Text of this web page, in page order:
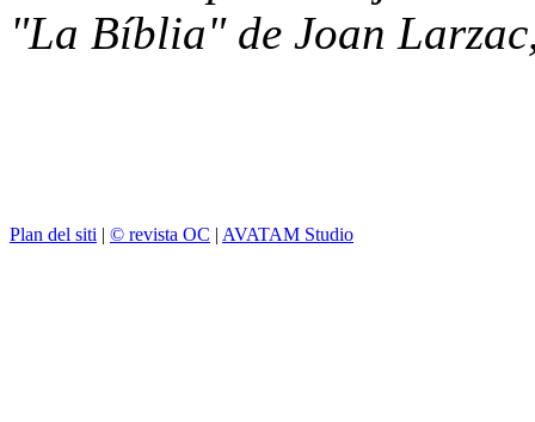
"La Bíblia" de Joan
Plan del siti | © revista OC | AVATAM Studio